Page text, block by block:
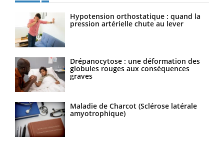
Hypotension orthostatique : quand la
pression artérielle chute au lever
Drépanocytose : une déformation des
globules rouges aux conséquences
graves
Maladie de Charcot (Sclérose latérale
amyotrophique)